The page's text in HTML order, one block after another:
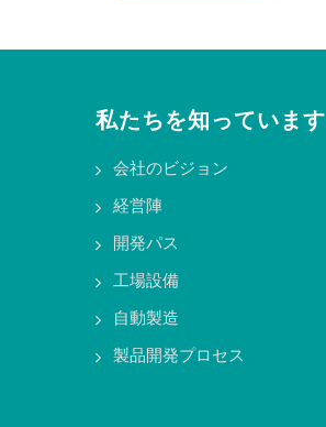
私たちを知っています
会社のビジョン
経営陣
開発パス
工場設備
自動製造
製品開発プロセス